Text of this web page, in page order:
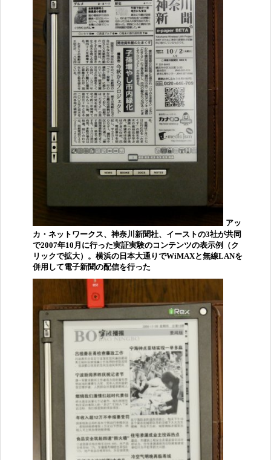
アッ
カ・ネットワークス、神奈川新聞社、イーストの3社が共同
で2007年10月に行った実証実験のコンテンツの表示例（ク
リックで拡大）。横浜の日本大通りでWiMAXと無線LANを
併用して電子新聞の配信を行った